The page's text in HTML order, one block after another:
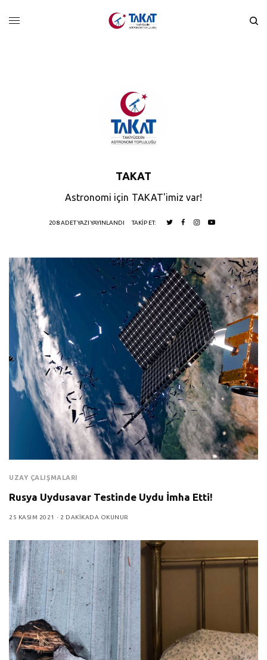
TAKAT
Astronomi için TAKAT'imiz var!
208 ADET YAZI YAYINLANDI TAKIP ET:
UZAY ÇALIŞMALARI
Rusya Uydusavar Testinde Uydu İmha Etti!
25 KASIM 2021 2 DAKIKADA OKUNUR